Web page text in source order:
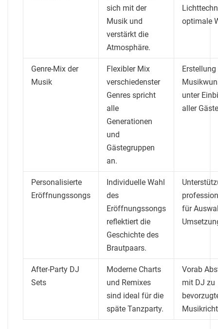
sich mit der
Musik und
verstärkt die
Atmosphäre.
optimale
Genre-Mix der
Musik
Flexibler Mix
verschiedenster
Genres spricht
alle
Generationen
und
Gästegruppen
an.
Erstellung
unter
aller
Personalisierte
Eröffnungssongs
Individuelle Wahl
des
Eröffnungssongs
reflektiert die
Geschichte des
Brautpaars.
für
After-Party DJ
Sets
Moderne Charts
und Remixes
sind ideal für die
späte Tanzparty.
Vorab
mit DJ zu